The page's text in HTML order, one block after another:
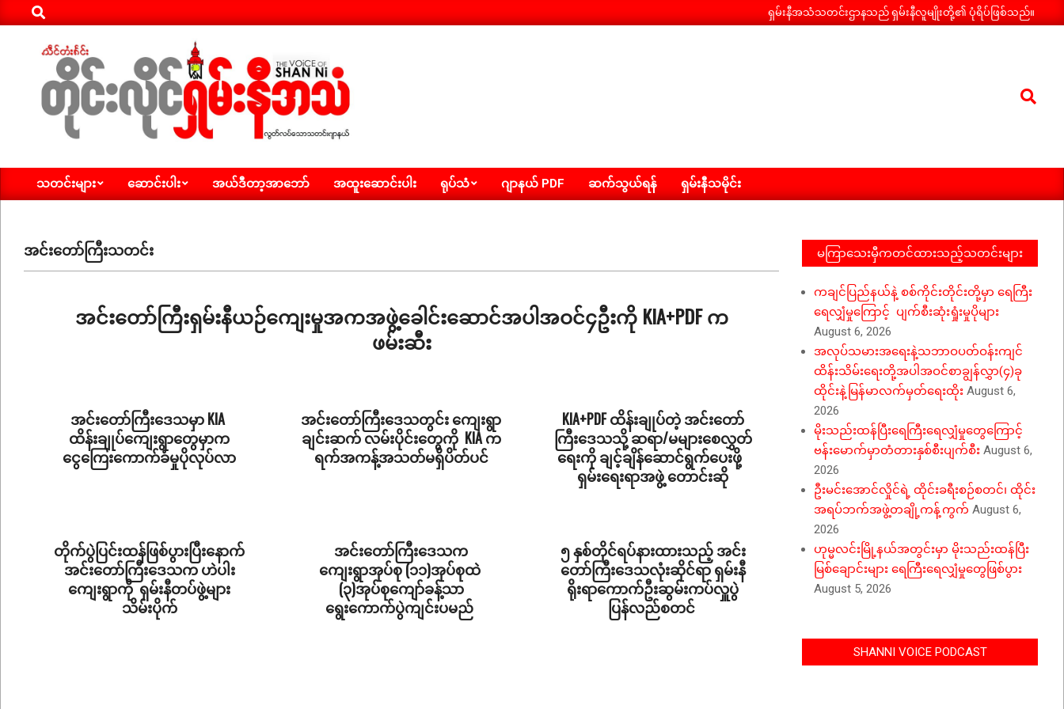
to
Search
ရှမ်းနီအသံသတင်းဌာနသည် ရှမ်းနီလူမျိုးတို့၏ ပုံရိပ်ဖြစ်သည်။
ရှမ်း
နီ
သတင်း
Search
Primary
သတင်းများ ဆောင်းပါး အယ်ဒီတာ့အာဘော် အထူးဆောင်းပါး ရုပ်သံ ဂျာနယ် PDF ဆက်သွယ်ရန် ရှမ်းနီသမိုင်း
အင်းတော်ကြီးသတင်း
အင်းတော်ကြီးရှမ်းနီယဉ်ကျေးမှုအကအဖွဲ့ခေါင်းဆောင်အပါအဝင်၄ဦးကို KIA+PDF က
ဖမ်းဆီး
အင်းတော်ကြီးဒေသမှာ KIA
ထိန်းချုပ်ကျေးရွာတွေမှာက
ငွေကြေးကောက်ခံမှုပိုလုပ်လာ
2026-
အင်းတော်ကြီးဒေသတွင်း ကျေးရွာ
ချင်းဆက် လမ်းပိုင်းတွေကို KIA က
ရက်အကန့်အသတ်မရှိပိတ်ပင်
2026-
KIA+PDF ထိန်းချုပ်တဲ့ အင်းတော်
ကြီးဒေသသို့ ဆရာ/မများစေလွှတ်
ရေးကို ချင့်ချိန်ဆောင်ရွက်ပေးဖို့
ရှမ်းရေးရာအဖွဲ့ တောင်းဆို
2026-
တိုက်ပွဲပြင်းထန်ဖြစ်ပွားပြီးနောက်
အင်းတော်ကြီးဒေသက ဟဲပါး
ကျေးရွာကို ရှမ်းနီတပ်ဖွဲ့များ
သိမ်းပိုက်
အင်းတော်ကြီးဒေသက
ကျေးရွာအုပ်စု (၁၁)အုပ်စုထဲ
(၃)အုပ်စုကျော်ခန့်သာ
ရွေးကောက်ပွဲကျင်းပမည်
၅ နှစ်တိုင်ရပ်နားထားသည့် အင်း
တော်ကြီးဒေသလုံးဆိုင်ရာ ရှမ်းနီ
ရိုးရာကောက်ဦးဆွမ်းကပ်လှူပွဲ
ပြန်လည်စတင်
မကြာသေးမှီကတင်ထားသည့်သတင်းများ
ကချင်ပြည်နယ်နဲ့ စစ်ကိုင်းတိုင်းတို့မှာ ရေကြီး
ရေလျှံမှုကြောင့် ပျက်စီးဆုံးရှုံးမှုပိုများ
August 6, 2026
အလုပ်သမားအရေးနဲ့သဘာဝပတ်ဝန်းကျင်
ထိန်းသိမ်းရေးတို့အပါအဝင်စာချွန်လွှာ(၄)ခု
ထိုင်းနဲ့မြန်မာလက်မှတ်ရေးထိုး August 6,
2026
မိုးသည်းထန်ပြီးရေကြီးရေလျှံမှုတွေကြောင့်
ဗန်းမောက်မှာတံတားနှစ်စီးပျက်စီး August 6,
2026
ဦးမင်းအောင်လှိုင်ရဲ့ ထိုင်းခရီးစဉ်စတင်၊ ထိုင်း
အရပ်ဘက်အဖွဲ့တချို့ကန့်ကွက် August 6,
2026
ဟုမ္မလင်းမြို့နယ်အတွင်းမှာ မိုးသည်းထန်ပြီး
မြစ်ချောင်းများ ရေကြီးရေလျှံမှုတွေဖြစ်ပွား
August 5, 2026
SHANNI VOICE PODCAST